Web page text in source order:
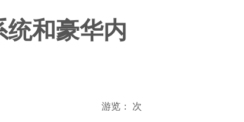
和豪华内
游览： 次